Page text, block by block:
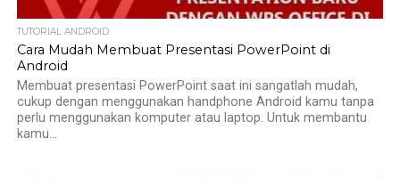
TUTORIAL ANDROID
Cara Mudah Membuat Presentasi PowerPoint di
Android
Membuat presentasi PowerPoint saat ini sangatlah mudah,
cukup dengan menggunakan handphone Android kamu tanpa
perlu menggunakan komputer atau laptop. Untuk membantu
kamu...